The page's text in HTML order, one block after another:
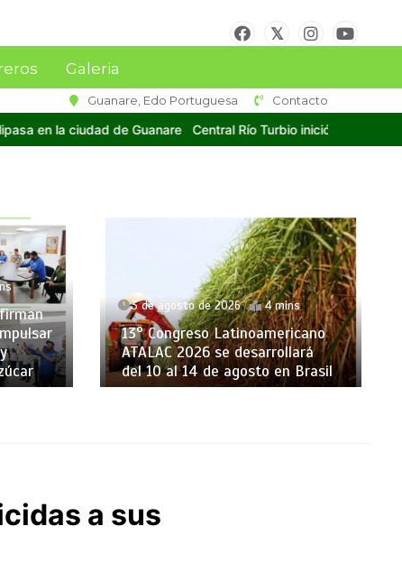
Galeria
Guanare, Edo Portuguesa Contacto
Río Turbio inició refino de azúcar y encomendó a Dios el éxito
firman
3 de agosto de 2026 4 mins
13° Congreso Latinoamericano
ATALAC 2026 se desarrollará
del 10 al 14 de agosto en Brasil
a sus